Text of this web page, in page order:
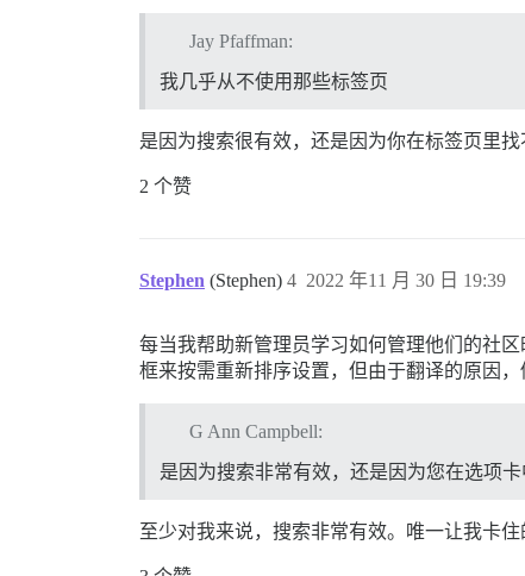
Jay Pfaffman:
我几乎从不使用那些标签页
是因为搜索很有效，还是因为你在标签页里找
2 个赞
Stephen (Stephen) 2022 年11 月 30 日 19:39
4
每当我帮助新管理员学习如何管理他们的社
框来按需重新排序设置，但由于翻译的原因
G Ann Campbell:
是因为搜索非常有效，还是因为您在选项卡
至少对我来说，搜索非常有效。唯一让我卡